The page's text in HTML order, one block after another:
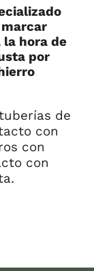
hora de
por
de
con
con
con